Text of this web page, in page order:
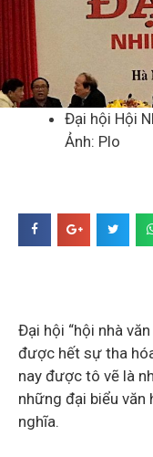
Đại hội Hội
Ảnh: Plo
Đại hội “hội nhà
được hết sự tha
nay được tô vẽ là
những đại biểu văn
nghĩa.